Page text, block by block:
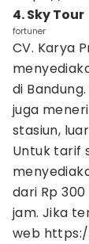
4. Sky Tour
fortuner
CV. Karya
di
juga
stasiun,
Untuk tarif
dari Rp
jam. Jika
web